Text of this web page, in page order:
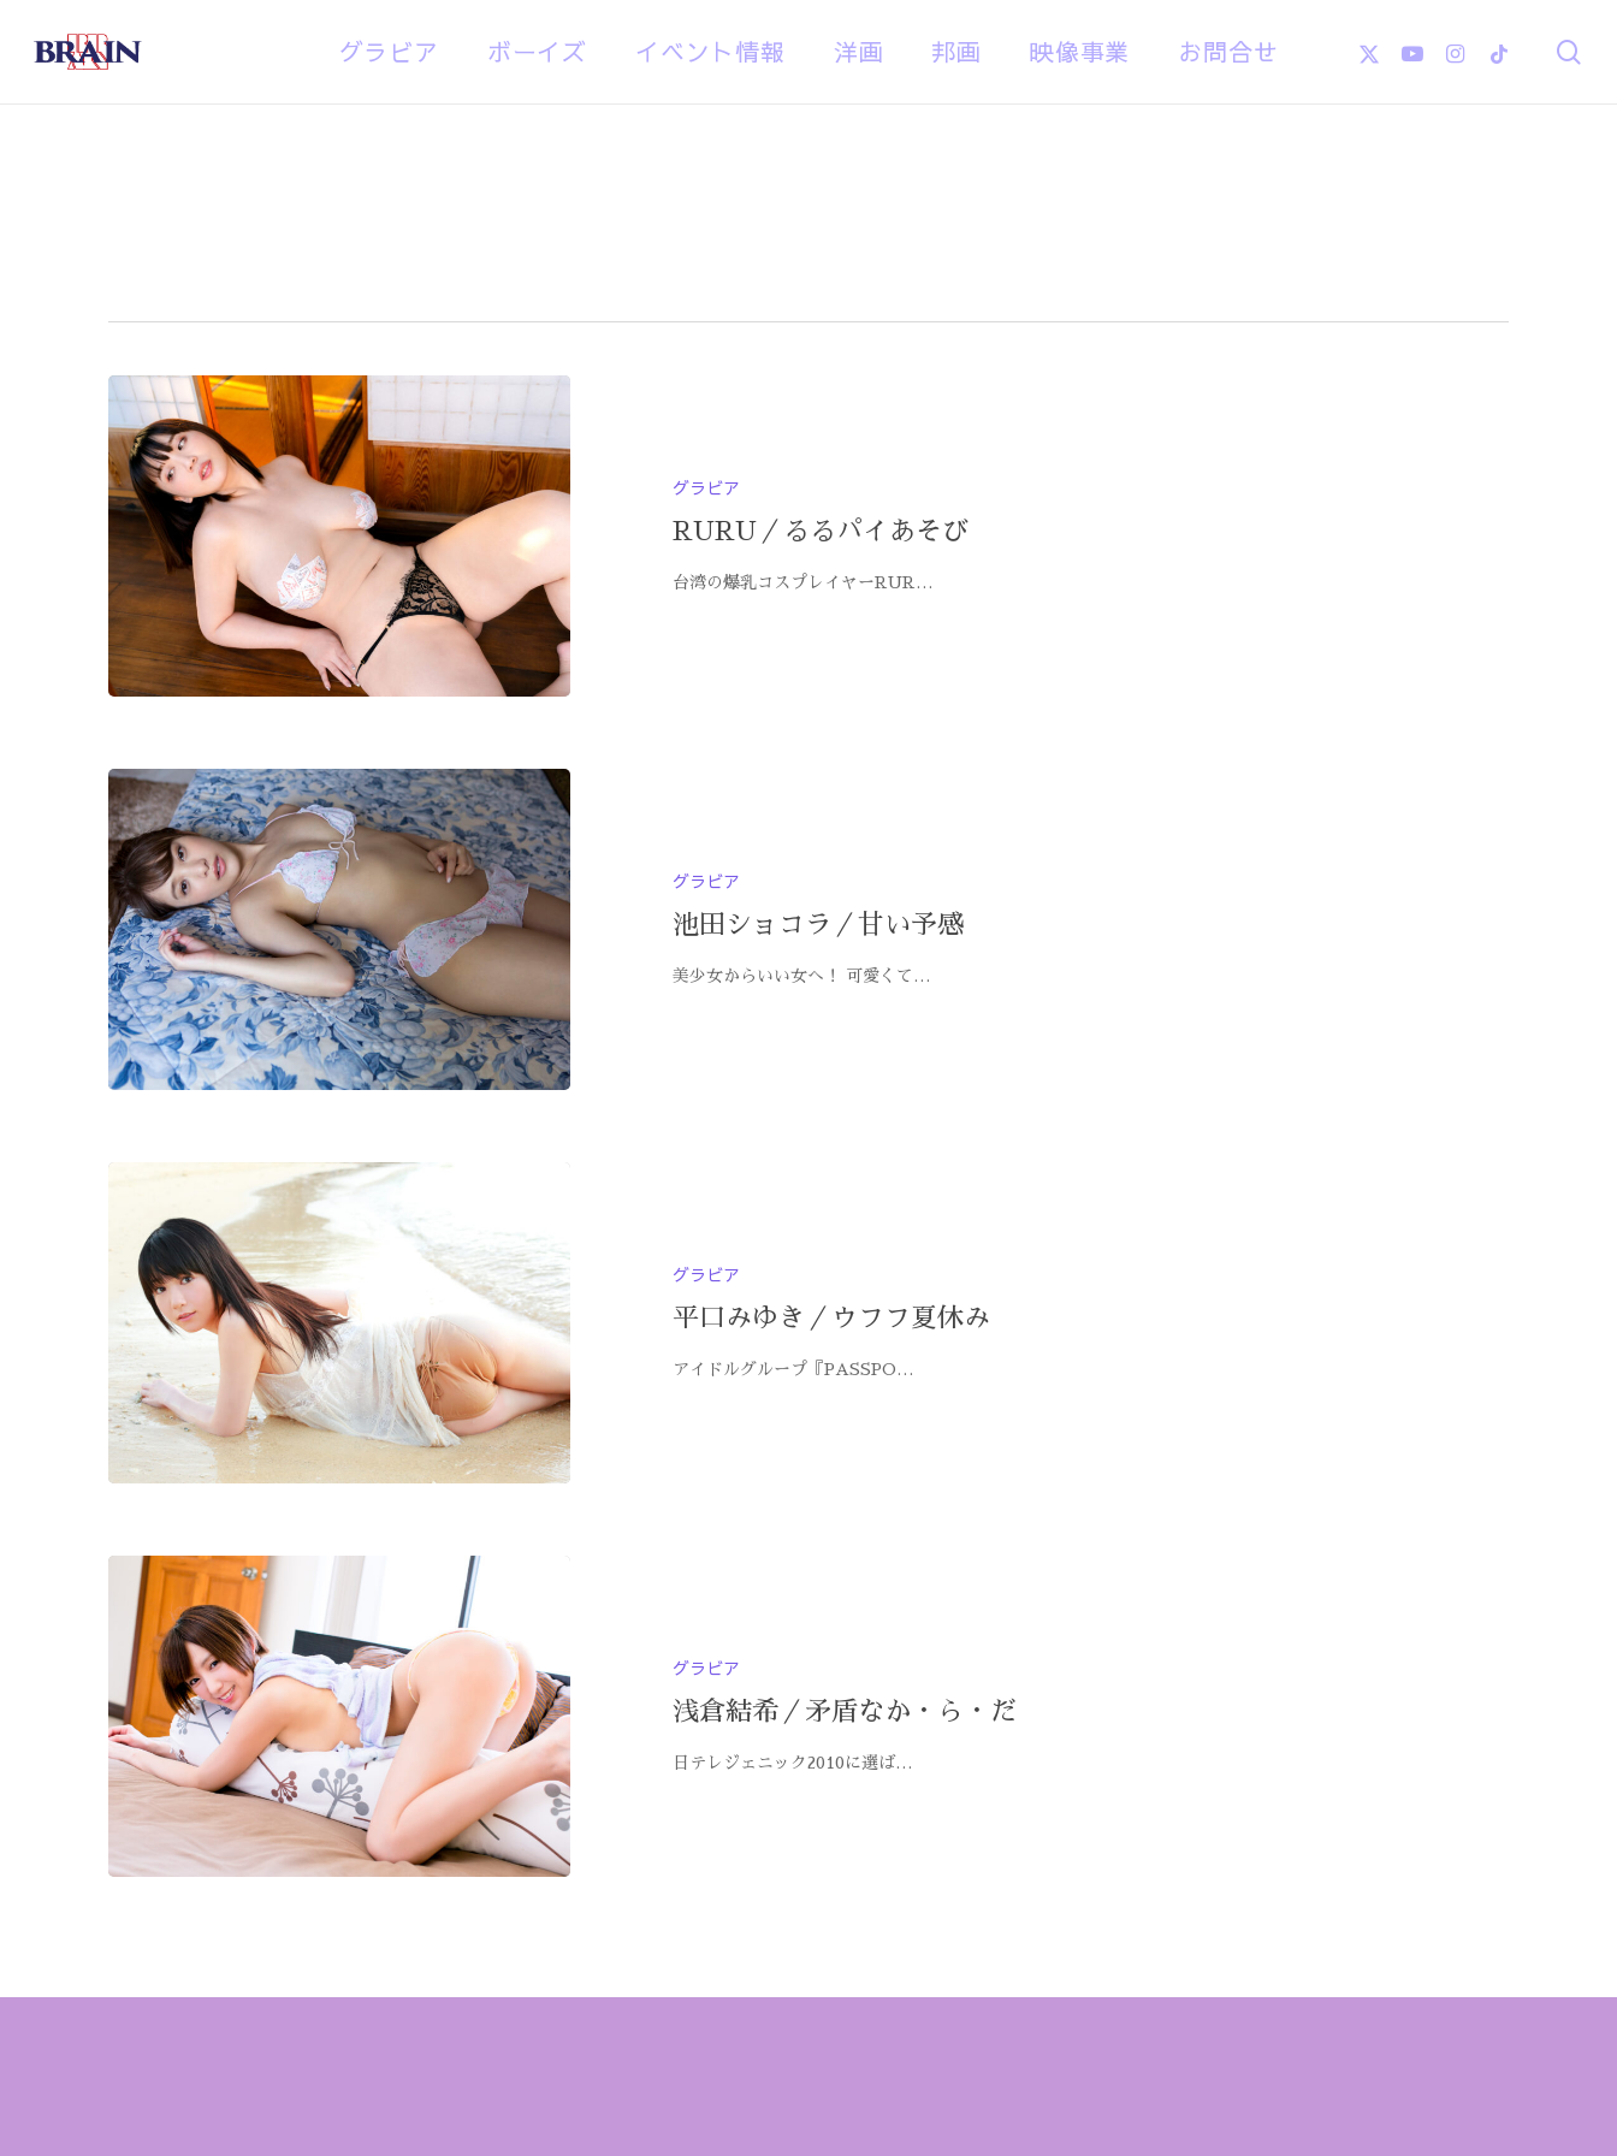
Hit enter to search or ESC to close
グラビア ボーイズ イベント情報 洋画 邦画 映像事業 お問合せ
X-
Twitter
YoutubeInstagram
Tiktok
グラビア
RURU／るるパイあそび
台湾の爆乳コスプレイヤーRUR…
グラビア
池田ショコラ／甘い予感
美少女からいい女へ！ 可愛くて…
グラビア
平口みゆき／ウフフ夏休み
アイドルグループ『PASSPO…
グラビア
浅倉結希／矛盾なか・ら・だ
日テレジェニック2010に選ば…